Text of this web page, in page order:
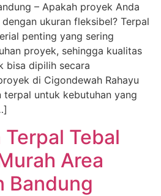
– Apakah proyek Anda
ukuran fleksibel? Terpal
penting yang sering
proyek, sehingga kualitas
bisa dipilih secara
di Cigondewah Rahayu
terpal untuk kebutuhan yang
Tebal
Area
Bandung